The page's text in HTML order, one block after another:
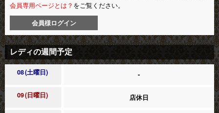
会員専用ページとは？ をご覧ください。
会員様ログイン
レディの週間予定
08 土曜日 -
09 日曜日 店休日